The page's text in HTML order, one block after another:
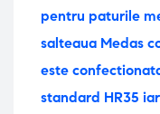
pentru paturile
salteaua Medas
este
standard HR35